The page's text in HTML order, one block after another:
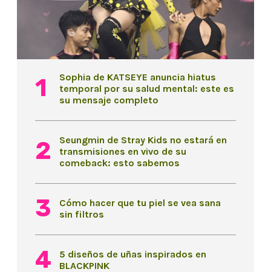
Sophia de KATSEYE anuncia hiatus
temporal por su salud mental: este es
su mensaje completo
Seungmin de Stray Kids no estará en
transmisiones en vivo de su
comeback: esto sabemos
Cómo hacer que tu piel se vea sana
sin filtros
5 diseños de uñas inspirados en
BLACKPINK